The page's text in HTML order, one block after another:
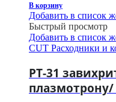
В корзину
Добавить в список
Быстрый просмотр
Добавить в список
CUT Расходники и
PT-31